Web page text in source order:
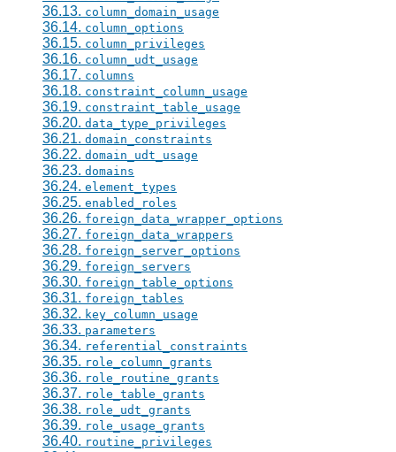
36.13. column_domain_usage
36.14. column_options
36.15. column_privileges
36.16. column_udt_usage
36.17. columns
36.18. constraint_column_usage
36.19. constraint_table_usage
36.20. data_type_privileges
36.21. domain_constraints
36.22. domain_udt_usage
36.23. domains
36.24. element_types
36.25. enabled_roles
36.26. foreign_data_wrapper_options
36.27. foreign_data_wrappers
36.28. foreign_server_options
36.29. foreign_servers
36.30. foreign_table_options
36.31. foreign_tables
36.32. key_column_usage
36.33. parameters
36.34. referential_constraints
36.35. role_column_grants
36.36. role_routine_grants
36.37. role_table_grants
36.38. role_udt_grants
36.39. role_usage_grants
36.40. routine_privileges